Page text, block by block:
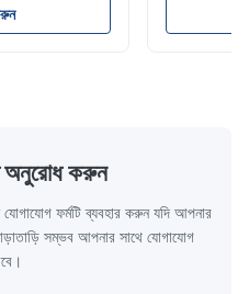
MOQ: 1 টুকরা
ব্যাগ / রাবার
অনুরোধ করুন
ফর্মটি ব্যবহার করুন যদি আপনার
সম্ভব আপনার সাথে যোগাযোগ